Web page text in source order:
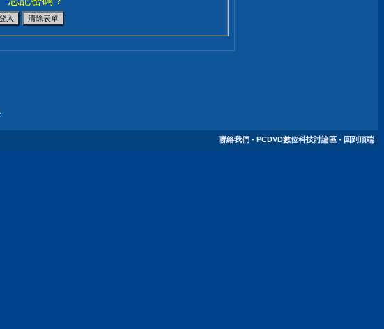
聯絡我們 - PCDVD數位科技討論區 - 回到頂端